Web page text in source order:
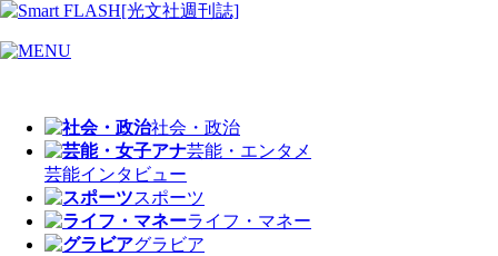
社会・政治
芸能・エンタメ
芸能インタビュー
スポーツ
ライフ・マネー
グラビア